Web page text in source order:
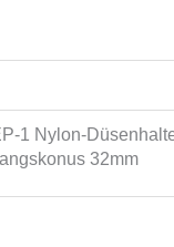
1 Nylon-
32mm